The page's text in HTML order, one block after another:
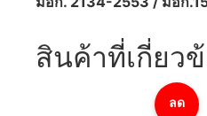
สินค้าที่เกี่ยว
ลด